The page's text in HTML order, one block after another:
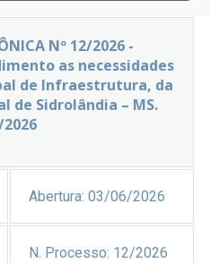
Nº 12/2026 -
as necessidades
de Infraestrutura, da
de Sidrolândia – MS.
Abertura: 03/06/2026
N. Processo: 12/2026